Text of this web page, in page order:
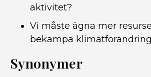
aktivitet?
Vi måste ägna mer
bekämpa
Synonymer